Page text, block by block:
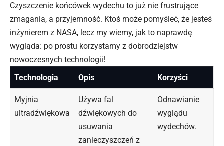
Czyszczenie końcówek wydechu to już nie frustrujące
zmagania, a przyjemność. Ktoś może pomyśleć, że jesteś
inżynierem z NASA, lecz my wiemy, jak to naprawdę
wygląda: po prostu korzystamy z dobrodziejstw
nowoczesnych technologii!
Technologia
Opis Korzyści
Myjnia
ultradźwiękowa
Używa fal
dźwiękowych do
usuwania
zanieczyszczeń z
Odnawianie
wyglądu
wydechów.